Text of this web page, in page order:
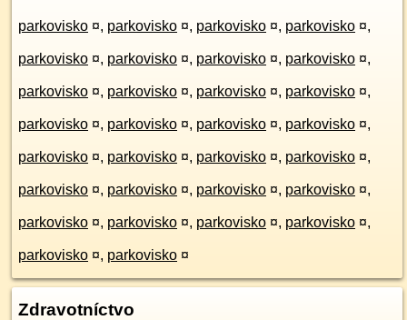
parkovisko ¤, parkovisko ¤, parkovisko ¤, parkovisko ¤,
parkovisko ¤, parkovisko ¤, parkovisko ¤, parkovisko ¤,
parkovisko ¤, parkovisko ¤, parkovisko ¤, parkovisko ¤,
parkovisko ¤, parkovisko ¤, parkovisko ¤, parkovisko ¤,
parkovisko ¤, parkovisko ¤, parkovisko ¤, parkovisko ¤,
parkovisko ¤, parkovisko ¤, parkovisko ¤, parkovisko ¤,
parkovisko ¤, parkovisko ¤, parkovisko ¤, parkovisko ¤,
parkovisko ¤, parkovisko ¤
Zdravotníctvo